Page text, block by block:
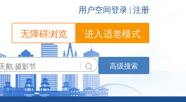
无障碍浏览 进入适老模式
高级搜索